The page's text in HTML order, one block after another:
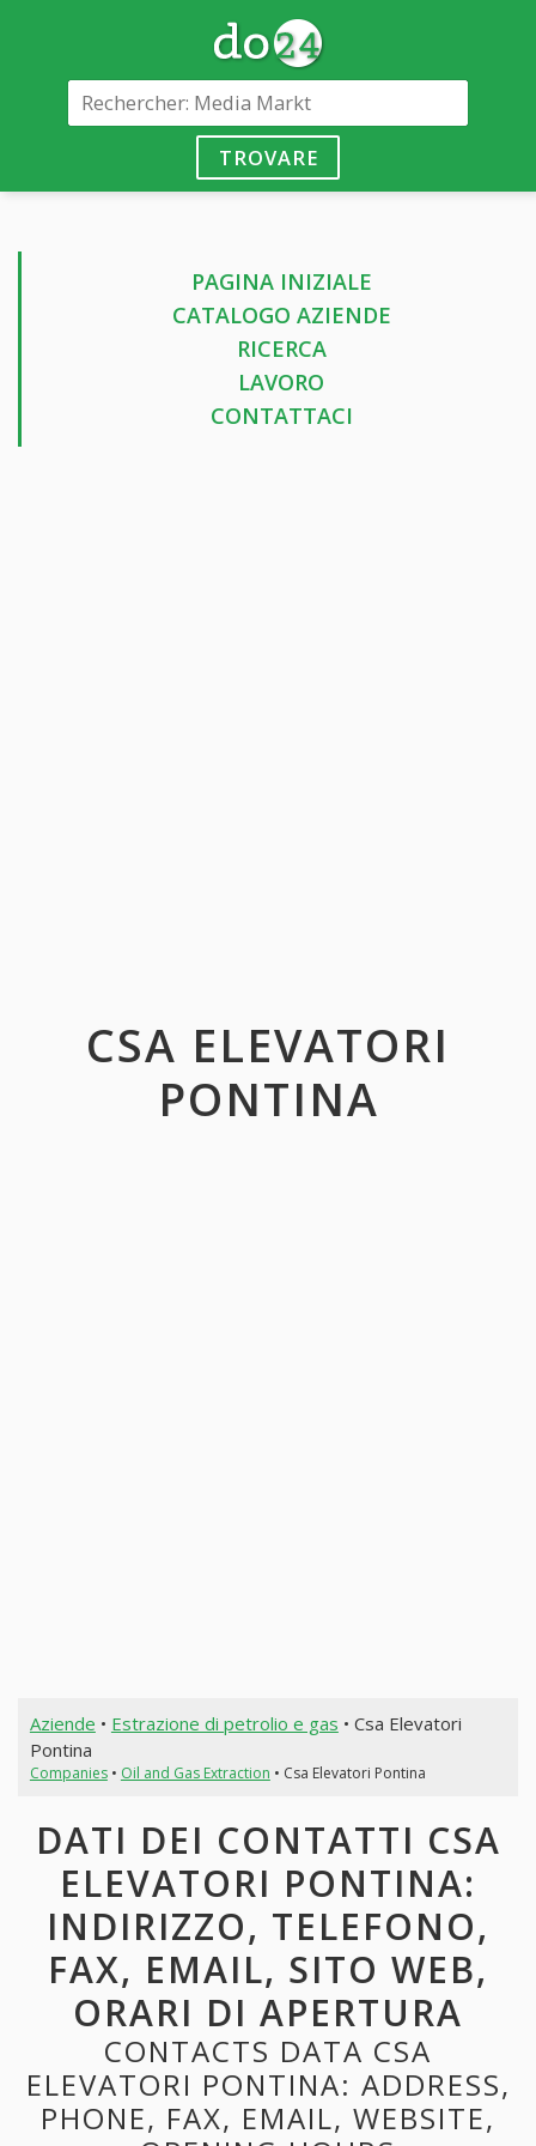
TROVARE
PAGINA INIZIALE
CATALOGO AZIENDE
RICERCA
LAVORO
CONTATTACI
CSA ELEVATORI
PONTINA
Aziende • Estrazione di petrolio e gas • Csa Elevatori
Pontina
Companies• Oil and Gas Extraction • Csa Elevatori Pontina
DATI DEI CONTATTI CSA
ELEVATORI PONTINA:
INDIRIZZO, TELEFONO,
FAX, EMAIL, SITO WEB,
ORARI DI APERTURA
CONTACTS DATA CSA
ELEVATORI PONTINA: ADDRESS,
PHONE, FAX, EMAIL, WEBSITE,